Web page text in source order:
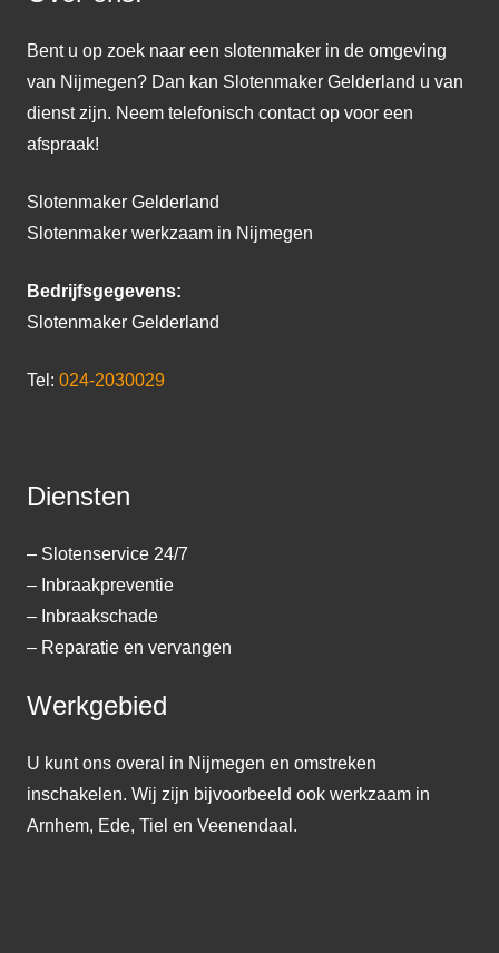
Bent u op zoek naar een slotenmaker in de omgeving
van Nijmegen? Dan kan Slotenmaker Gelderland u van
dienst zijn. Neem telefonisch contact op voor een
afspraak!
Slotenmaker Gelderland
Slotenmaker werkzaam in Nijmegen
Bedrijfsgegevens:
Slotenmaker Gelderland
Tel: 024-2030029
Diensten
– Slotenservice 24/7
– Inbraakpreventie
– Inbraakschade
– Reparatie en vervangen
Werkgebied
U kunt ons overal in Nijmegen en omstreken
inschakelen. Wij zijn bijvoorbeeld ook werkzaam in
Arnhem, Ede, Tiel en Veenendaal.